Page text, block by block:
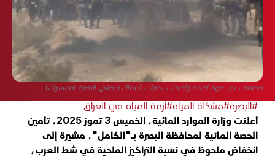
صدامات بين قوة أمنية وأصحاب بحيرات أسماك شمالي البصرة (فيسبوك)
#البصرة#مشكلة المياه#أزمة المياه في العراق
أعلنت وزارة الموارد المائية، الخميس 3 تموز 2025، تأمين
الحصة المائية لمحافظة البصرة بـ"الكامل"، مشيرة إلى
انخفاض ملحوظ في نسبة التراكيز الملحية في شط العرب،